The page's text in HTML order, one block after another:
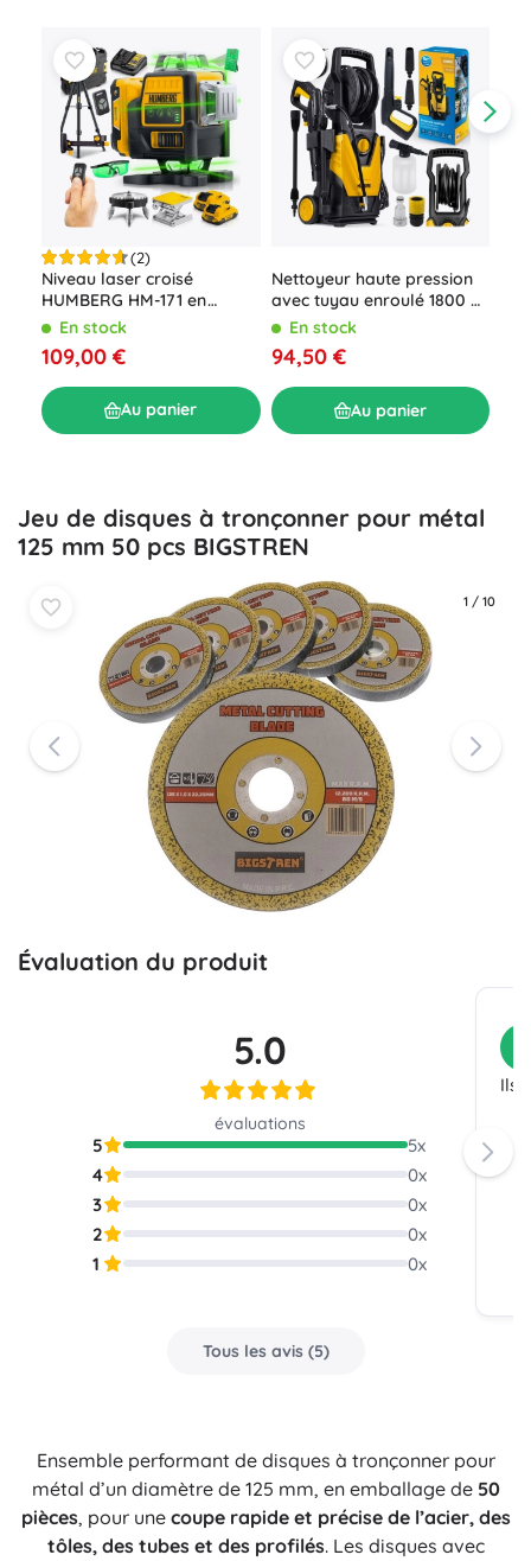
(2)
Niveau laser croisé
HUMBERG HM-171 en
coffret avec trépied, 4D 16
En stock
109,00 €
Au panier
Nettoyeur haute pression
avec tuyau enroulé 1800 W
Humberg HM-300, 230 bar
En stock
94,50 €
Au panier
Jeu de disques à tronçonner pour métal
125 mm 50 pcs BIGSTREN
1 / 10
Évaluation du produit
5.0
évaluations
5 5x
4
0x
3
0x
2
0x
1
0x
Ils
Tous les avis(5)
Ensemble performant de disques à tronçonner pour
métal d’un diamètre de 125 mm, en emballage de 50
pièces, pour une coupe rapide et précise de l’acier, des
tôles, des tubes et des profilés. Les disques avec